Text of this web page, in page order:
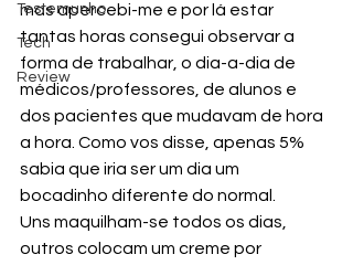
Testemunho
Tech
Review
mas apercebi-me e por lá estar
tantas horas consegui observar a
forma de trabalhar, o dia-a-dia de
médicos/professores, de alunos e
dos pacientes que mudavam de hora
a hora. Como vos disse, apenas 5%
sabia que iria ser um dia um
bocadinho diferente do normal.
Uns maquilham-se todos os dias,
outros colocam um creme por